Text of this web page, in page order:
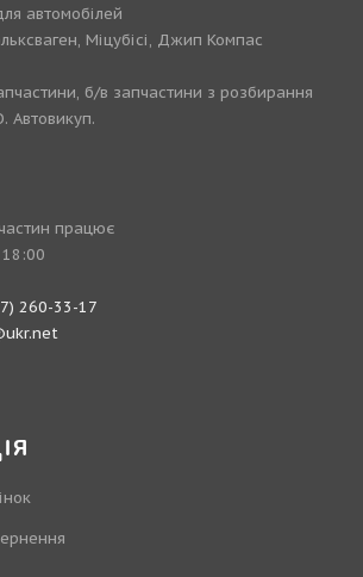
автомобілей
Міцубісі, Джип Компас
б/в запчастини з розбирання
Автовикуп.
працює
260-33-17